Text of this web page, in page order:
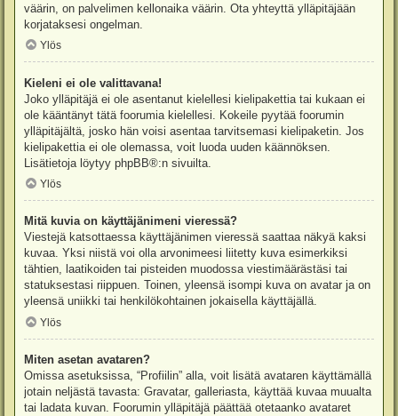
väärin, on palvelimen kellonaika väärin. Ota yhteyttä ylläpitäjään
korjataksesi ongelman.
Ylös
Kieleni ei ole valittavana!
Joko ylläpitäjä ei ole asentanut kielellesi kielipakettia tai kukaan ei
ole kääntänyt tätä foorumia kielellesi. Kokeile pyytää foorumin
ylläpitäjältä, josko hän voisi asentaa tarvitsemasi kielipaketin. Jos
kielipakettia ei ole olemassa, voit luoda uuden käännöksen.
Lisätietoja löytyy phpBB®:n sivuilta.
Ylös
Mitä kuvia on käyttäjänimeni vieressä?
Viestejä katsottaessa käyttäjänimen vieressä saattaa näkyä kaksi
kuvaa. Yksi niistä voi olla arvonimeesi liitetty kuva esimerkiksi
tähtien, laatikoiden tai pisteiden muodossa viestimäärästäsi tai
statuksestasi riippuen. Toinen, yleensä isompi kuva on avatar ja on
yleensä uniikki tai henkilökohtainen jokaisella käyttäjällä.
Ylös
Miten asetan avataren?
Omissa asetuksissa, “Profiilin” alla, voit lisätä avataren käyttämällä
jotain neljästä tavasta: Gravatar, galleriasta, käyttää kuvaa muualta
tai ladata kuvan. Foorumin ylläpitäjä päättää otetaanko avataret